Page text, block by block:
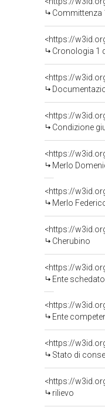
Committenza
<https://
Cronologia 1
Condizione
<https://
Merlo
<https://
Merlo
<https://
Cherubino
<https://
Ente
<https://
Ente competente per
<https://
Stato di
<https://
rilievo